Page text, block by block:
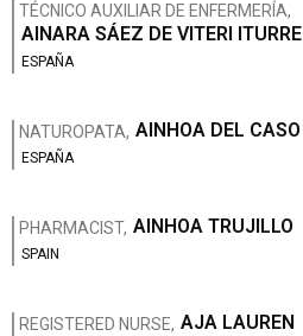
TÉCNICO AUXILIAR DE ENFERMERÍA,
AINARA SÁEZ DE VITERI ITURRE
ESPAÑA
NATUROPATA, AINHOA DEL CASO
ESPAÑA
PHARMACIST, AINHOA TRUJILLO
SPAIN
REGISTERED NURSE, AJA LAUREN